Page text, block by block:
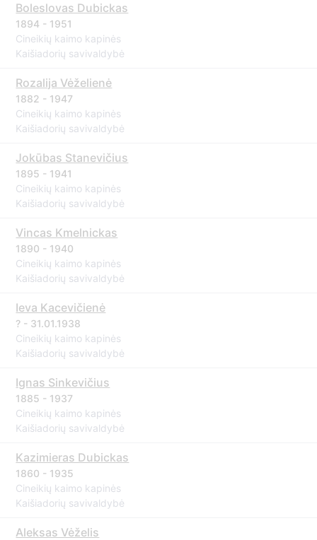
Boleslovas Dubickas
1894 - 1951
Cineikių kaimo kapinės
Kaišiadorių savivaldybė
Rozalija Vėželienė
1882 - 1947
Cineikių kaimo kapinės
Kaišiadorių savivaldybė
Jokūbas Stanevičius
1895 - 1941
Cineikių kaimo kapinės
Kaišiadorių savivaldybė
Vincas Kmelnickas
1890 - 1940
Cineikių kaimo kapinės
Kaišiadorių savivaldybė
Ieva Kacevičienė
? - 31.01.1938
Cineikių kaimo kapinės
Kaišiadorių savivaldybė
Ignas Sinkevičius
1885 - 1937
Cineikių kaimo kapinės
Kaišiadorių savivaldybė
Kazimieras Dubickas
1860 - 1935
Cineikių kaimo kapinės
Kaišiadorių savivaldybė
Aleksas Vėželis